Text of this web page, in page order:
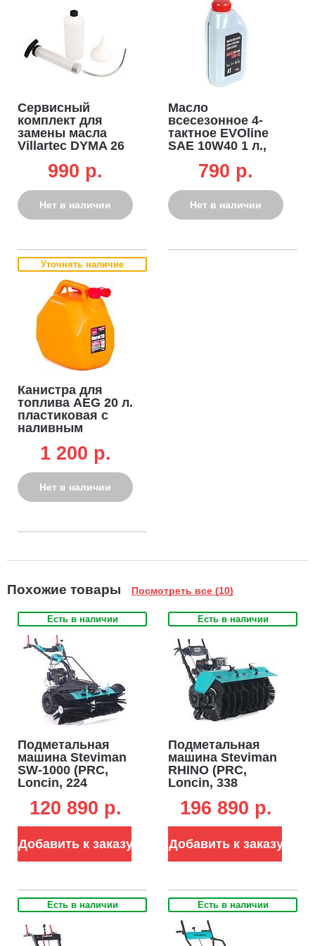
Страна сборки Китай, родина бренда Россия
оптимальное сочетание доступной цены и контроля качества
под торговой маркой Steviman.
Простота транспортировки в прицепе легкового
автомобиля- весит менее 100 кг, что позволяет перевозить
Сервисный
комплект для
замены масла
Villartec DYMA 26
воронка)990 p.
Нет в наличии
Масло
всесезонное 4-
тактное EVOline
SAE 10W40 1 л.,
790 p.
Нет в наличии
Уточнять наличие
Канистра для
топлива AEG 20 л.
пластиковая с
наливным
1 200 p.
Нет в наличии
Похожие товары Посмотреть все (10)
Есть в наличии
Подметальная
машина Steviman
SW-1000 (PRC,
Loncin, 224
100 см, диаметр
35 см, 5 вперед/1
120 890 p.
Добавить к заказу
Есть в наличии
Подметальная
машина Steviman
RHINO (PRC,
Loncin, 338
110 см, диаметр
62 см, 6 вперед/2
196 890 p.
Добавить к заказу
Есть в наличии Есть в наличии